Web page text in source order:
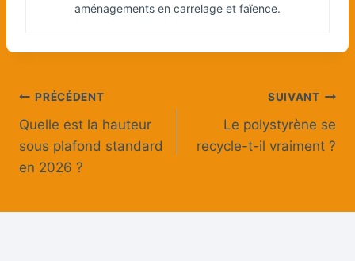
aménagements en carrelage et faïence.
Navigation
de
l’article
PRÉCÉDENT
Quelle est la hauteur
sous plafond standard
en 2026 ?
SUIVANT
Le polystyrène se
recycle-t-il vraiment ?